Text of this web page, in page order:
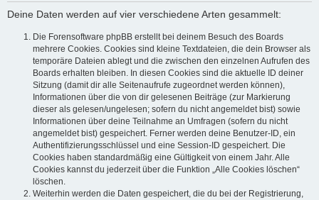
Deine Daten werden auf vier verschiedene Arten gesammelt:
Die Forensoftware phpBB erstellt bei deinem Besuch des Boards
mehrere Cookies. Cookies sind kleine Textdateien, die dein Browser als
temporäre Dateien ablegt und die zwischen den einzelnen Aufrufen des
Boards erhalten bleiben. In diesen Cookies sind die aktuelle ID deiner
Sitzung (damit dir alle Seitenaufrufe zugeordnet werden können),
Informationen über die von dir gelesenen Beiträge (zur Markierung
dieser als gelesen/ungelesen; sofern du nicht angemeldet bist) sowie
Informationen über deine Teilnahme an Umfragen (sofern du nicht
angemeldet bist) gespeichert. Ferner werden deine Benutzer-ID, ein
Authentifizierungsschlüssel und eine Session-ID gespeichert. Die
Cookies haben standardmäßig eine Gültigkeit von einem Jahr. Alle
Cookies kannst du jederzeit über die Funktion „Alle Cookies löschen“
löschen.
Weiterhin werden die Daten gespeichert, die du bei der Registrierung,